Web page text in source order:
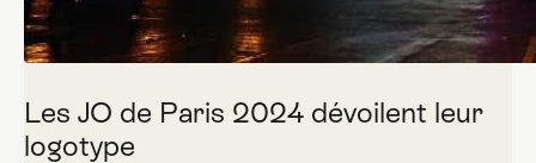
Les JO de Paris 2024 dévoilent leur
logotype